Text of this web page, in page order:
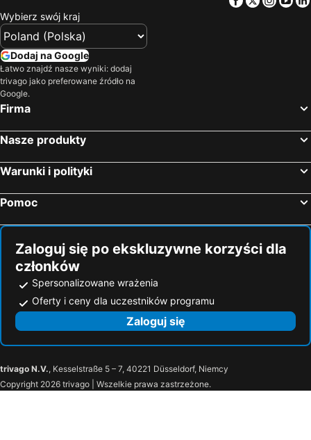
Wybierz swój kraj
Dodaj na Google
Łatwo znajdź nasze wyniki: dodaj
trivago jako preferowane źródło na
Google.
Firma
Nasze produkty
Warunki i polityki
Pomoc
Zaloguj się po ekskluzywne korzyści dla
członków
Spersonalizowane wrażenia
Oferty i ceny dla uczestników programu
Zaloguj się
trivago N.V., Kesselstraße 5 – 7, 40221 Düsseldorf, Niemcy
Copyright 2026 trivago | Wszelkie prawa zastrzeżone.